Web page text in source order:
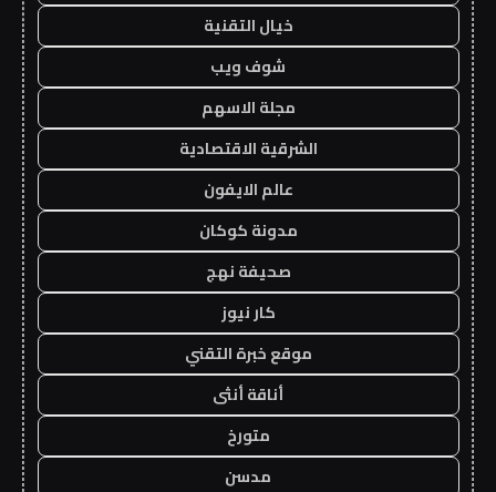
خيال التقنية
شوف ويب
مجلة الاسهم
الشرقية الاقتصادية
عالم الايفون
مدونة كوكان
صحيفة نهج
كار نيوز
موقع خبرة التقني
أناقة أنثى
متورخ
مدسن